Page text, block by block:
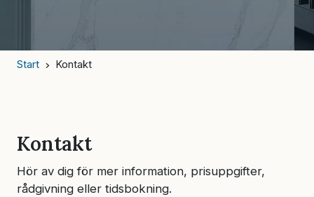
Start Kontakt
Kontakt
Hör av dig för mer information, prisuppgifter,
rådgivning eller tidsbokning.